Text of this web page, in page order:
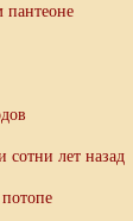
пантеоне
сотни лет назад